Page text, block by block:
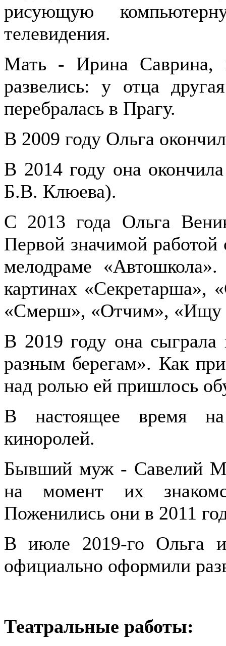
рисующую
телевидения.
Мать - Ирина Саврина,
развелись: у отца
перебралась в Прагу.
В 2009 году Ольга
В 2014 году она
Б.В. Клюева).
С 2013 года Ольга
Первой значимой
мелодраме
картинах «Секретарша»,
«Смерш», «Отчим», «Ищу
В 2019 году она
разным берегам». Как
над ролью ей пришлось
В настоящее время
киноролей.
Бывший муж - Савелий
на момент их
Поженились они в 2011
В июле 2019-го Ольга и
официально оформили
Театральные работы: